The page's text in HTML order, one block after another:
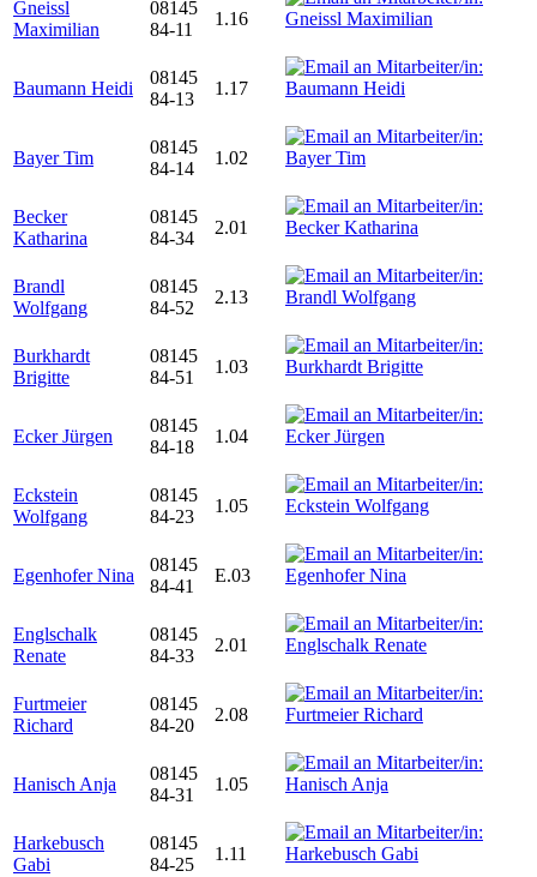
Gneissl
Maximilian
08145
84-11
1.16
Baumann Heidi
08145
84-13
1.17
Bayer Tim
08145
84-14
1.02
Becker
Katharina
08145
84-34
2.01
Brandl
Wolfgang
08145
84-52
2.13
Burkhardt
Brigitte
08145
84-51
1.03
Ecker Jürgen
08145
84-18
1.04
Eckstein
Wolfgang
08145
84-23
1.05
Egenhofer Nina
08145
84-41
E.03
Englschalk
Renate
08145
84-33
2.01
Furtmeier
Richard
08145
84-20
2.08
Hanisch Anja
08145
84-31
1.05
Harkebusch
Gabi
08145
84-25
1.11